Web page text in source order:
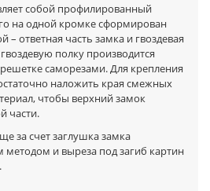
собой профилированный
на одной кромке сформирован
– ответная часть замка и гвоздевая
полку производится
саморезами. Для крепления
наложить края смежных
чтобы верхний замок
части.
за счет заглушка замка
методом и выреза под загиб картин